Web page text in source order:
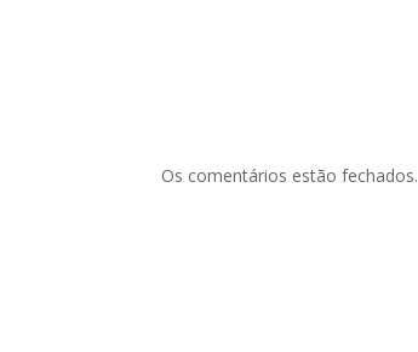
Os comentários estão fechados.